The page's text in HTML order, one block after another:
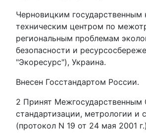
Черновицким государственным
техническим центром по
региональным проблемам
безопасности и
"Экоресурс"), Украина.
Внесен Госстандартом России.
2 Принят Межгосударственным
стандартизации, метрологии и
(протокол N 19 от 24 мая 2001